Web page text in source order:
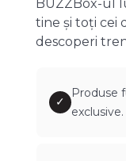
BUZZBox-ul
tine și toți cei
descoperi
✓
Produse
exclusive.